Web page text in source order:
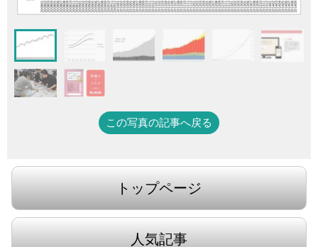
この写真の記事へ戻る
トップページ
人気記事